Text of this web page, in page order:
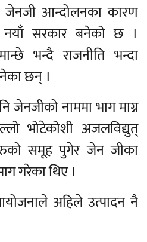
जेनजी आन्दोलनका कारण
सरकार बनेको छ ।
भन्दै राजनीति भन्दा
छन् ।
जेनजीको नाममा भाग माग्न
भोटेकोशी अजलविद्युत्
समूह पुगेर जेन जीका
गरेका थिए ।
अहिले उत्पादन नै